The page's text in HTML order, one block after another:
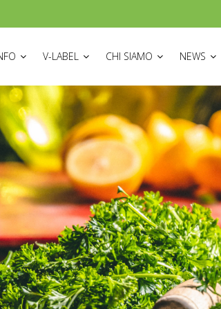
V-LABEL CHI SIAMO NEWS